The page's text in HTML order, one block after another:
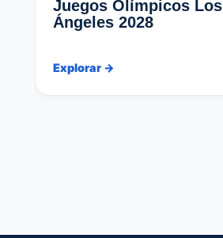
Juegos Olímpicos Los
Ángeles 2028
Explorar →